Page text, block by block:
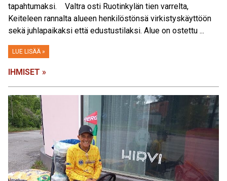
tapahtumaksi. Valtra osti Ruotinkylän tien varrelta,
Keiteleen rannalta alueen henkilöstönsä virkistyskäyttöön
sekä juhlapaikaksi että edustustilaksi. Alue on ostettu ...
LUE LISÄÄ »
IHMISET »